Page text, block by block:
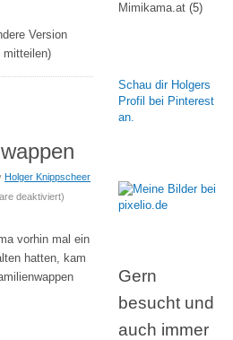
Version
mitteilen)
Holger Knippscheer
deaktiviertfür
Familienwappen
)
vorhin mal ein
hatten, kam
Mimikama.at (5)
Schau dir Holgers
Profil bei Pinterest
an.
Gern
besucht und
auch immer